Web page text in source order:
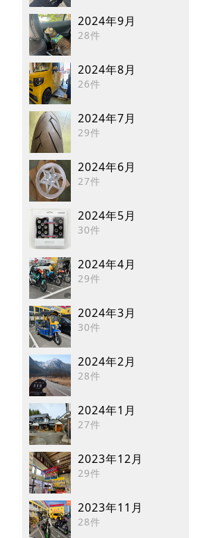
2024年9月
28件
2024年8月
26件
2024年7月
29件
2024年6月
27件
2024年5月
30件
2024年4月
29件
2024年3月
30件
2024年2月
28件
2024年1月
27件
2023年12月
29件
2023年11月
28件